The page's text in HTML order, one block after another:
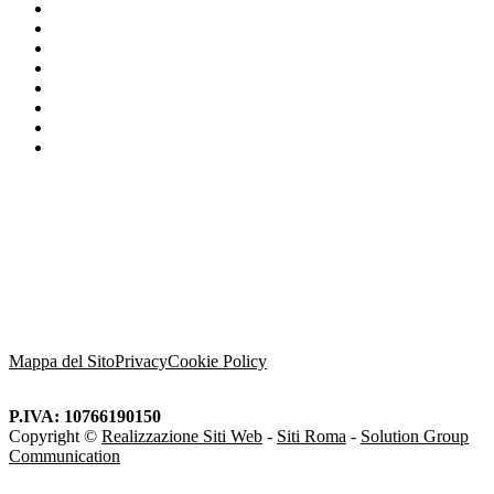
P.IVA: 10766190150
Copyright © Realizzazione Siti Web - Siti Roma - Solution Group
Communication
Mappa del SitoPrivacyCookie Policy